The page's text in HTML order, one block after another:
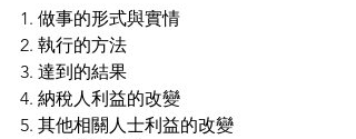
1. 做事的形式與實情
2. 執行的方法
3. 達到的結果
4. 納稅人利益的改變
5. 其他相關人士利益的改變